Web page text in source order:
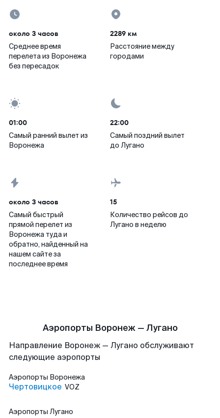
около 3 часов
Среднее время
перелета из Воронежа
без пересадок
2289 км
Расстояние между
городами
01:00
Самый ранний вылет из
Воронежа
22:00
Самый поздний вылет
до Лугано
около 3 часов
Самый быстрый
прямой перелет из
Воронежа туда и
обратно, найденный на
нашем сайте за
последнее время
15
Количество рейсов до
Лугано в неделю
Аэропорты Воронеж — Лугано
Направление Воронеж — Лугано обслуживают
следующие аэропорты
Аэропорты Воронежа
Чертовицкое VOZ
Аэропорты Лугано